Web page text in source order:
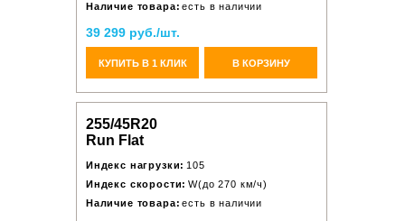
Наличие товара: есть в наличии
39 299 руб./шт.
КУПИТЬ В 1 КЛИК В КОРЗИНУ
255/45R20
Run Flat
Индекс нагрузки: 105
Индекс скорости: W(до 270 км/ч)
Наличие товара: есть в наличии